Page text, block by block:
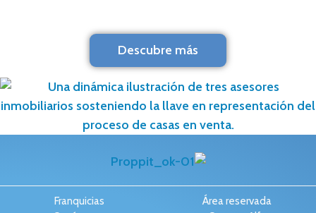
Descubre más
Franquicias
Área reservada